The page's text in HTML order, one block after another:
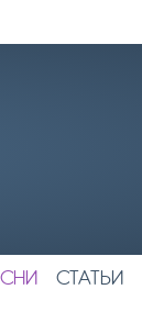
СТАТЬИ